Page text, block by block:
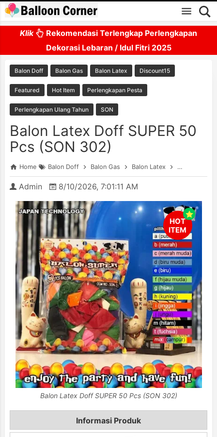
Skip to main content
Klik
Rekomendasi Terlengkap Perlengkapan
Dekorasi Lebaran / Idul Fitri 2025
Balon Doff Balon Gas Balon Latex Discount15
Featured Hot Item Perlengkapan Pesta
Perlengkapan Ulang Tahun SON
Balon Latex Doff SUPER 50
Pcs (SON 302)
Home Balon Doff Balon Gas Balon Latex Discount15
Admin 8/10/2026, 7:01:11 AM
Balon Latex Doff SUPER 50 Pcs (SON 302)
Informasi Produk